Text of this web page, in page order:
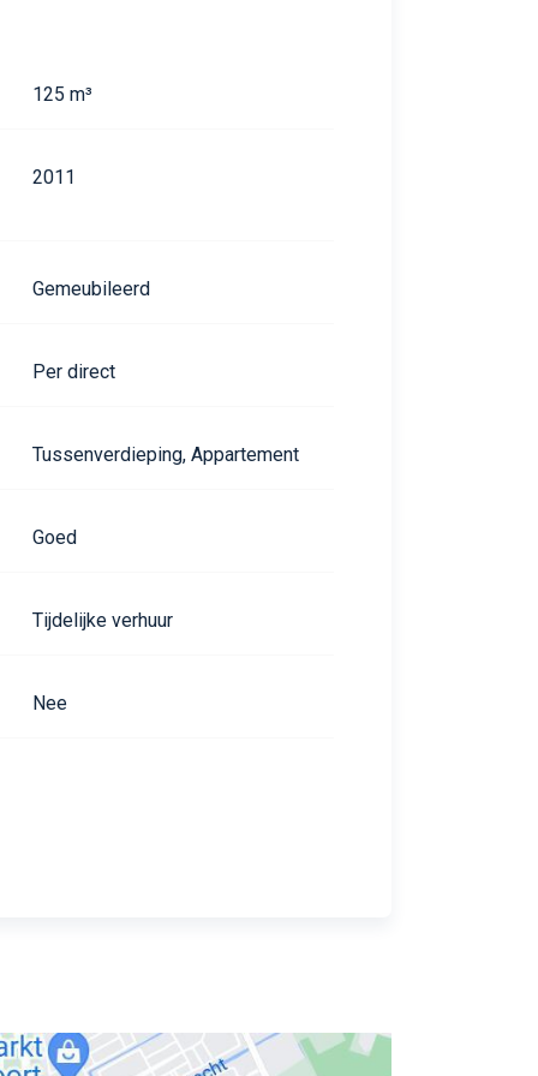
125 m³
2011
Gemeubileerd
Per direct
Tussenverdieping, Appartement
Goed
Tijdelijke verhuur
Nee